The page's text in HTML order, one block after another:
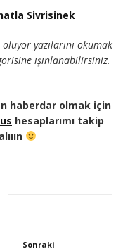
Sivrisinek
yazılarını okumak
ışınlanabilirsiniz.
haberdar olmak için
hesaplarımı takip
Sonraki